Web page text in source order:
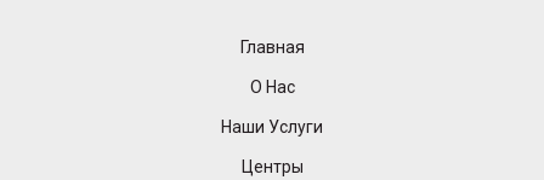
Главная
О Нас
Наши Услуги
Центры